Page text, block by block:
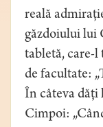
reală
găzdoiului lui
tabletă, care-l
de facultate:
În câteva dăţi
Cimpoi: